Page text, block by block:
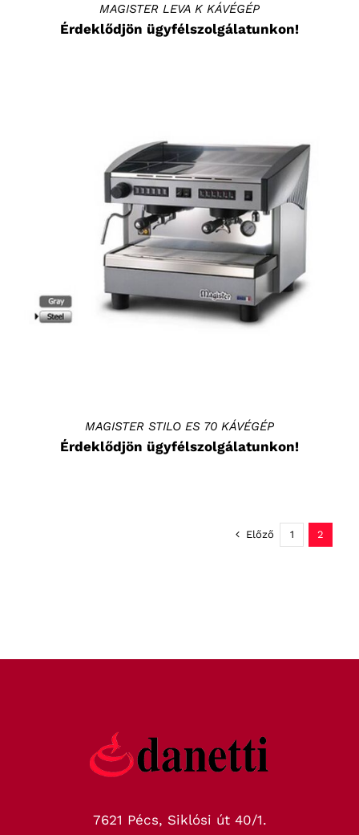
MAGISTER LEVA K KÁVÉGÉP
Érdeklődjön ügyfélszolgálatunkon!
RÉSZLETEK
MAGISTER STILO ES 70 KÁVÉGÉP
Érdeklődjön ügyfélszolgálatunkon!
Előző 1 2
7621 Pécs, Siklósi út 40/1.